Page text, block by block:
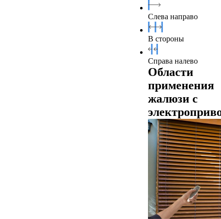
Слева направо
В стороны
Справа налево
Области
применения
жалюзи с